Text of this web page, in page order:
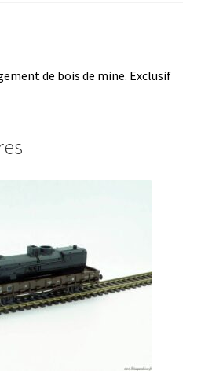
de bois de mine. Exclusif